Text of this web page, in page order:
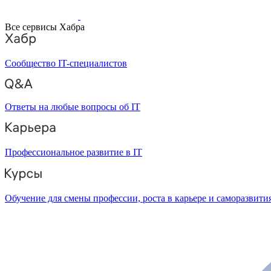
Все сервисы Хабра
Сообщество IT-специалистов
Ответы на любые вопросы об IT
Профессиональное развитие в IT
Обучение для смены профессии, роста в карьере и